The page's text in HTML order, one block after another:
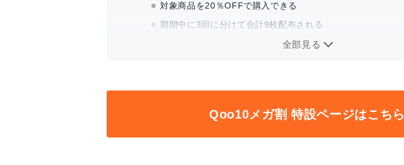
対象商品を20％OFFで購入できる
期間中に3回に分けて合計9枚配布される
カートクーポンと併用はできない
メガ割クーポンの取得方法
全部見る
Qoo10メガ割 特設ページはこちら